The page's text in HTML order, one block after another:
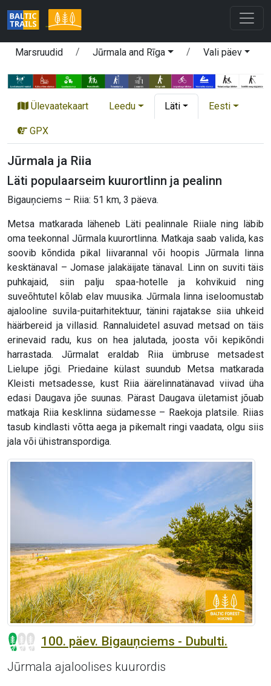
Marsruudid Jūrmala and Rīga Vali päev
Ülevaatekaart Leedu Läti Eesti
GPX
Jūrmala ja Riia
Läti populaarseim kuurortlinn ja pealinn
Bigauņciems – Riia: 51 km, 3 päeva.
Metsa matkarada läheneb Läti pealinnale Riiale ning läbib
oma teekonnal Jūrmala kuurortlinna. Matkaja saab valida, kas
soovib kõndida pikal liivarannal või hoopis Jūrmala linna
kesktänaval – Jomase jalakäijate tänaval. Linn on suviti täis
puhkajaid, siin palju spaa-hotelle ja kohvikuid ning
suveõhtutel kõlab elav muusika. Jūrmala linna iseloomustab
ajalooline suvila-puitarhitektuur, tänini rajatakse siia uhkeid
häärbereid ja villasid. Rannaluidetel asuvad metsad on täis
erinevaid radu, kus on hea jalutada, joosta või kepikõndi
harrastada. Jūrmalat eraldab Riia ümbruse metsadest
Lielupe jõgi. Priedaine külast suundub Metsa matkarada
Kleisti metsadesse, kust Riia äärelinnatänavad viivad üha
edasi Daugava jõe suunas. Pärast Daugava ületamist jõuab
matkaja Riia kesklinna südamesse – Raekoja platsile. Riias
tasub kindlasti võtta aega ja pikemalt ringi vaadata, olgu siis
jala või ühistranspordiga.
100. päev. Bigauņciems - Dubulti.
Jūrmala ajaloolises kuurordis